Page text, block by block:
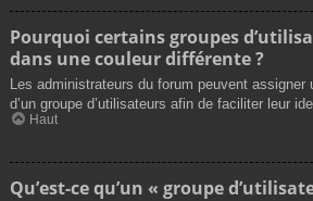
Pourquoi certains groupes
dans une couleur différente ?
Les administrateurs du forum peuvent assigner
d’un groupe d’utilisateurs afin de faciliter leur
Haut
Qu’est-ce qu’un « groupe